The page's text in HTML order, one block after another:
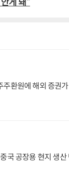
환원에 해외 증권
국 공장용 현지 생산